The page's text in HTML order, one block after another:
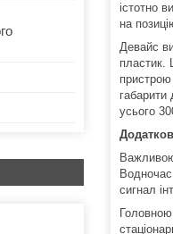
істотно
на
Девайс
пластик.
пристрою
габарити
усього
Водночас
сигнал